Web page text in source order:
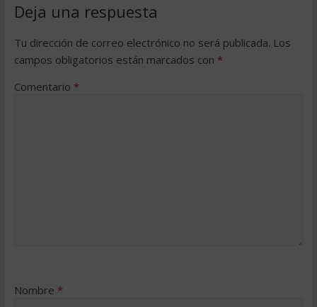
Deja una respuesta
Tu dirección de correo electrónico no será publicada. Los
campos obligatorios están marcados con *
Comentario *
Nombre *